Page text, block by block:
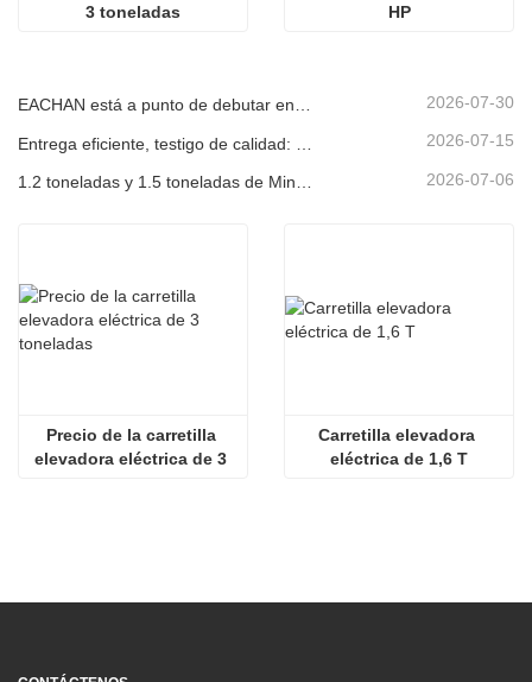
3 toneladas
HP
EACHAN está a punto de debutar en bauma CHINA 2026, presentando innovadores logros en maquinaria de construcción pequeña en Shanghái 2026-07-30
2026-07-15
2026-07-06
Precio de la carretilla
elevadora eléctrica de 3
Carretilla elevadora
eléctrica de 1,6 T